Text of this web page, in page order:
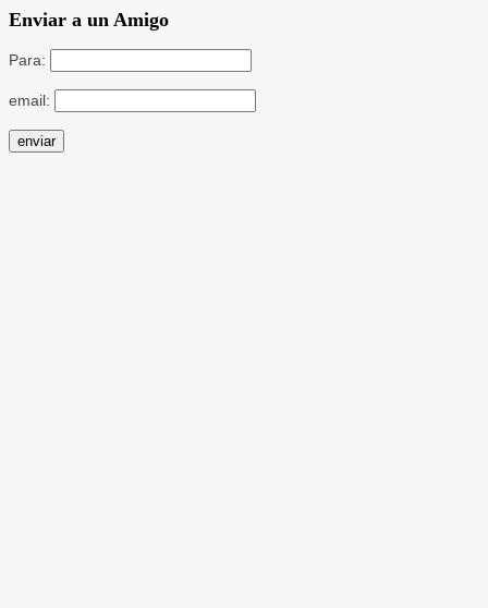
Enviar a un Amigo
Para:
email: